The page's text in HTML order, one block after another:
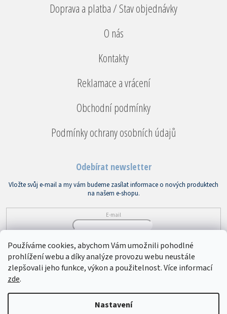
Používáme cookies, abychom Vám umožnili pohodlné
prohlížení webu a díky analýze provozu webu neustále
zlepšovali jeho funkce, výkon a použitelnost. Více informací
zde.
Nastavení
Doprava a platba / Stav objednávky
O nás
Kontakty
Reklamace a vrácení
Obchodní podmínky
Podmínky ochrany osobních údajů
Odebírat newsletter
Vložte svůj e-mail a my vám budeme zasílat informace o nových produktech
na našem e-shopu.
E-mail
PŘIHLÁSIT SE
Bytový textil VEBA . Všechna práva vyhrazena.
nastavení cookies